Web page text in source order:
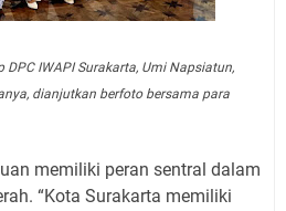
IWAPI Surakarta, Umi Napsiatun,
dianjutkan berfoto bersama para
memiliki peran sentral dalam
“Kota Surakarta memiliki